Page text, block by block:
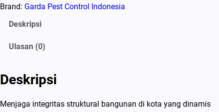
s
P
s
Brand: Garda Pest Control Indonesia
Deskripsi
Ulasan (0)
Deskripsi
Menjaga integritas struktural bangunan di kota yang dinamis